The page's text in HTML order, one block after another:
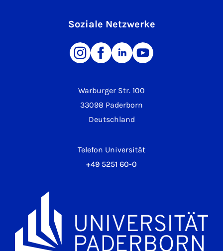
Warburger Str. 100
33098 Paderborn
Deutschland
Telefon Universität
+49 5251 60-0
Soziale Netzwerke